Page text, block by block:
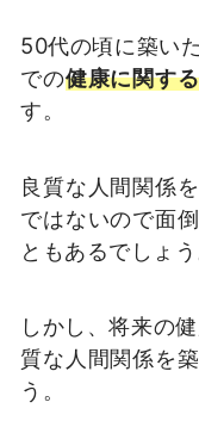
50代の頃に築い
での健康に関す
す。
良質な人間関係
ではないので面
ともあるでしょう
しかし、将来の
質な人間関係を
う。